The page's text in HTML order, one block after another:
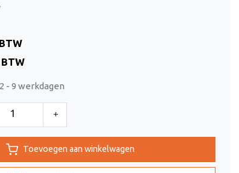
2 - 9 werkdagen
+
Toevoegen aan winkelwagen